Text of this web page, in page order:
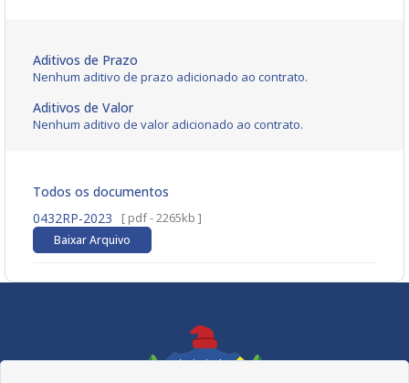
Aditivos de Prazo
Nenhum aditivo de prazo adicionado ao contrato.
Aditivos de Valor
Nenhum aditivo de valor adicionado ao contrato.
Todos os documentos
0432RP-2023
[ pdf - 2265kb ]
Baixar Arquivo